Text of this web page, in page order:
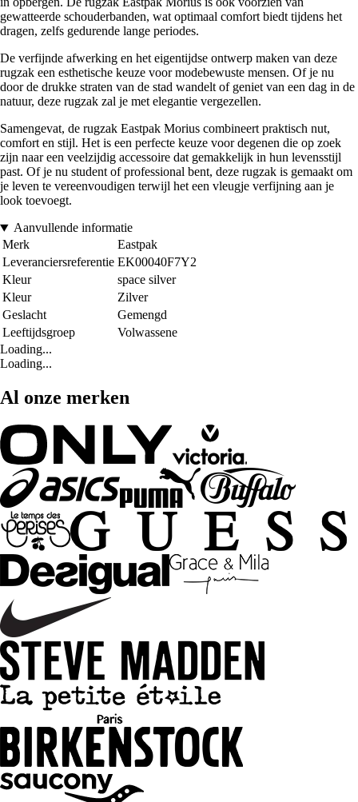
gewatteerde schouderbanden, wat optimaal comfort biedt tijdens het
dragen, zelfs gedurende lange periodes.
De verfijnde afwerking en het eigentijdse ontwerp maken van deze
rugzak een esthetische keuze voor modebewuste mensen. Of je nu
door de drukke straten van de stad wandelt of geniet van een dag in de
natuur, deze rugzak zal je met elegantie vergezellen.
Samengevat, de rugzak Eastpak Morius combineert praktisch nut,
comfort en stijl. Het is een perfecte keuze voor degenen die op zoek
zijn naar een veelzijdig accessoire dat gemakkelijk in hun levensstijl
past. Of je nu student of professional bent, deze rugzak is gemaakt om
je leven te vereenvoudigen terwijl het een vleugje verfijning aan je
look toevoegt.
Aanvullende informatie
Merk
Eastpak
Leveranciersreferentie EK00040F7Y2
Kleur
space silver
Kleur
Zilver
Geslacht
Gemengd
Leeftijdsgroep
Volwassene
Loading...
Loading...
Al onze merken